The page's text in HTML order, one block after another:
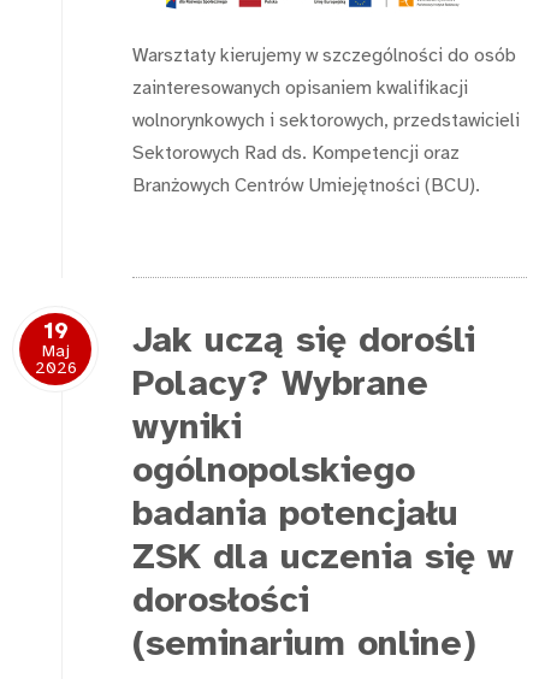
Warsztaty kierujemy w szczególności do osób
zainteresowanych opisaniem kwalifikacji
wolnorynkowych i sektorowych, przedstawicieli
Sektorowych Rad ds. Kompetencji oraz
Branżowych Centrów Umiejętności (BCU).
19
Maj
2026
Jak uczą się dorośli
Polacy? Wybrane
wyniki
ogólnopolskiego
badania potencjału
ZSK dla uczenia się w
dorosłości
(seminarium online)